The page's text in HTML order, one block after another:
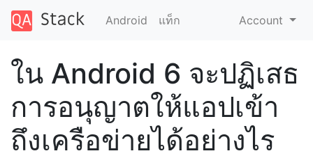
Android แท็ก Account
ใน Android 6 จะปฏิเสธ
การอนุญาตให้แอปเข้า
ถึงเครือข่ายได้อย่างไร